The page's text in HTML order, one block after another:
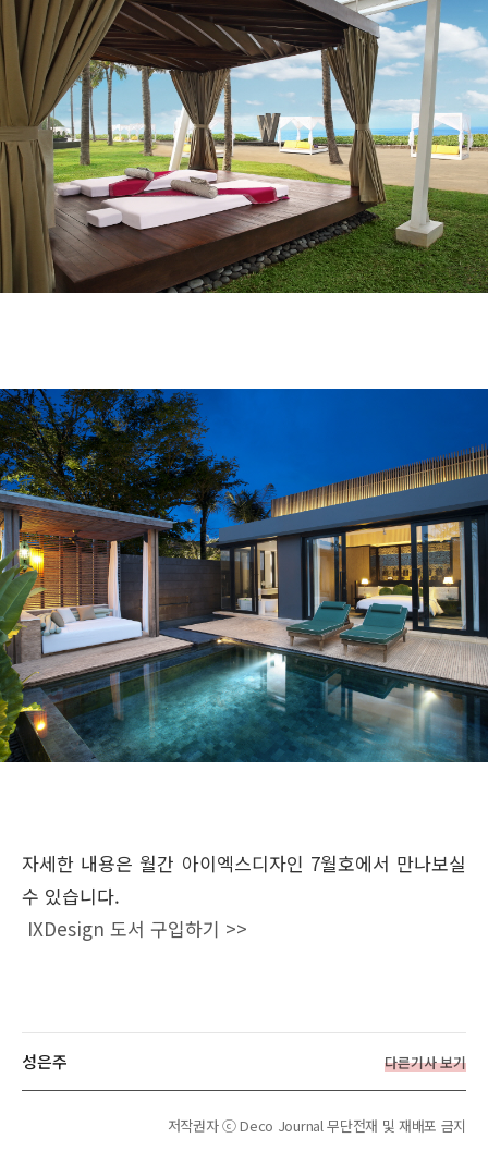
자세한 내용은 월간 아이엑스디자인 7월호에서 만나보실
수 있습니다.
IXDesign 도서 구입하기 >>
성은주 다른기사 보기
저작권자 ⓒ Deco Journal 무단전재 및 재배포 금지